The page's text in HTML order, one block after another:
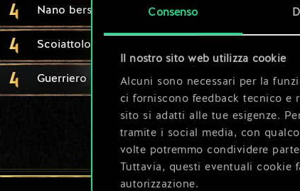
Consenso
Il nostro sito web utilizza cookie
Alcuni sono necessari per la
ci forniscono feedback tecnico e
sito si adatti alle tue esigenze.
tramite i social media, con
volte potremmo condividere
Tuttavia, questi eventuali
autorizzazione.
4 Nano berserker
4 Scoiattolo
4 Guerriero nanico x2